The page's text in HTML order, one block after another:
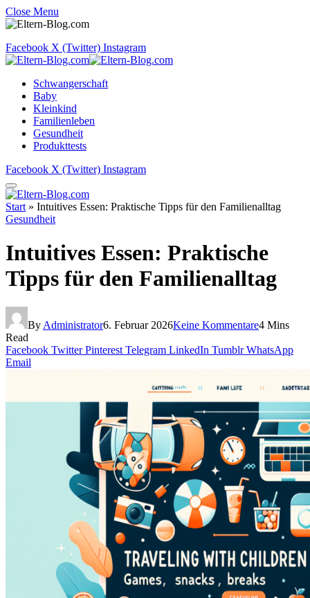
Close Menu
Facebook X (Twitter) Instagram
Schwangerschaft
Baby
Kleinkind
Familienleben
Gesundheit
Produkttests
Facebook X (Twitter) Instagram
Start » Intuitives Essen: Praktische Tipps für den Familienalltag
Gesundheit
Intuitives Essen: Praktische
Tipps für den Familienalltag
By Administrator6. Februar 2026Keine Kommentare4 Mins
Read
Facebook Twitter Pinterest Telegram LinkedIn Tumblr WhatsApp
Email